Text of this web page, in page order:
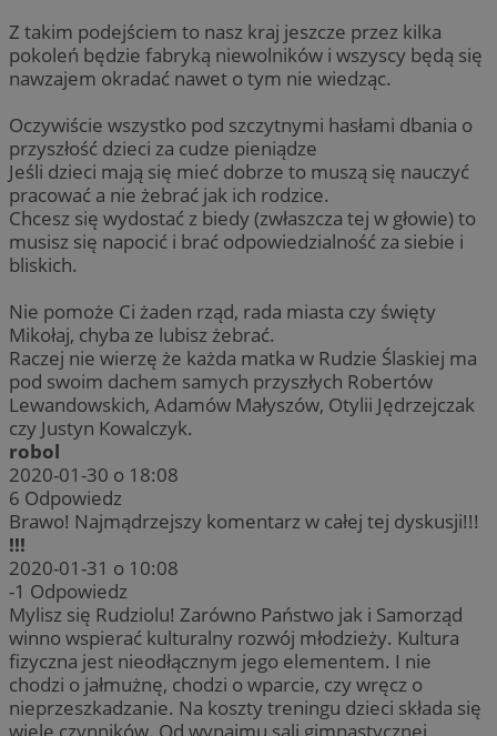
Z takim podejściem to nasz kraj jeszcze przez kilka
pokoleń będzie fabryką niewolników i wszyscy będą się
nawzajem okradać nawet o tym nie wiedząc.
Oczywiście wszystko pod szczytnymi hasłami dbania o
przyszłość dzieci za cudze pieniądze
Jeśli dzieci mają się mieć dobrze to muszą się nauczyć
pracować a nie żebrać jak ich rodzice.
Chcesz się wydostać z biedy (zwłaszcza tej w głowie) to
musisz się napocić i brać odpowiedzialność za siebie i
bliskich.
Nie pomoże Ci żaden rząd, rada miasta czy święty
Mikołaj, chyba ze lubisz żebrać.
Raczej nie wierzę że każda matka w Rudzie Ślaskiej ma
pod swoim dachem samych przyszłych Robertów
Lewandowskich, Adamów Małyszów, Otylii Jędrzejczak
czy Justyn Kowalczyk.
robol
2020-01-30 o 18:08
6 Odpowiedz
Brawo! Najmądrzejszy komentarz w całej tej dyskusji!!!
!!!
2020-01-31 o 10:08
-1 Odpowiedz
Mylisz się Rudziolu! Zarówno Państwo jak i Samorząd
winno wspierać kulturalny rozwój młodzieży. Kultura
fizyczna jest nieodłącznym jego elementem. I nie
chodzi o jałmużnę, chodzi o wparcie, czy wręcz o
nieprzeszkadzanie. Na koszty treningu dzieci składa się